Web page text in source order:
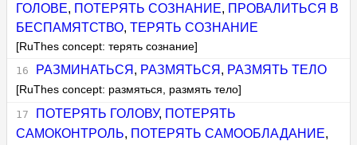
ГОЛОВЕ, ПОТЕРЯТЬ СОЗНАНИЕ, ПРОВАЛИТЬСЯ В
БЕСПАМЯТСТВО,ТЕРЯТЬ СОЗНАНИЕ
[RuThes concept: терять сознание]
РАЗМИНАТЬСЯ , РАЗМЯТЬСЯ , РАЗМЯТЬ ТЕЛО
[RuThes concept: размяться, размять тело]
ПОТЕРЯТЬ ГОЛОВУ, ПОТЕРЯТЬ
САМОКОНТРОЛЬ, ПОТЕРЯТЬ САМООБЛАДАНИЕ,